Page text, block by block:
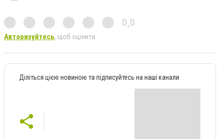
0,0
Авторизуйтесь, щоб оцінити
Діліться цією новиною та підписуйтесь на наші канали